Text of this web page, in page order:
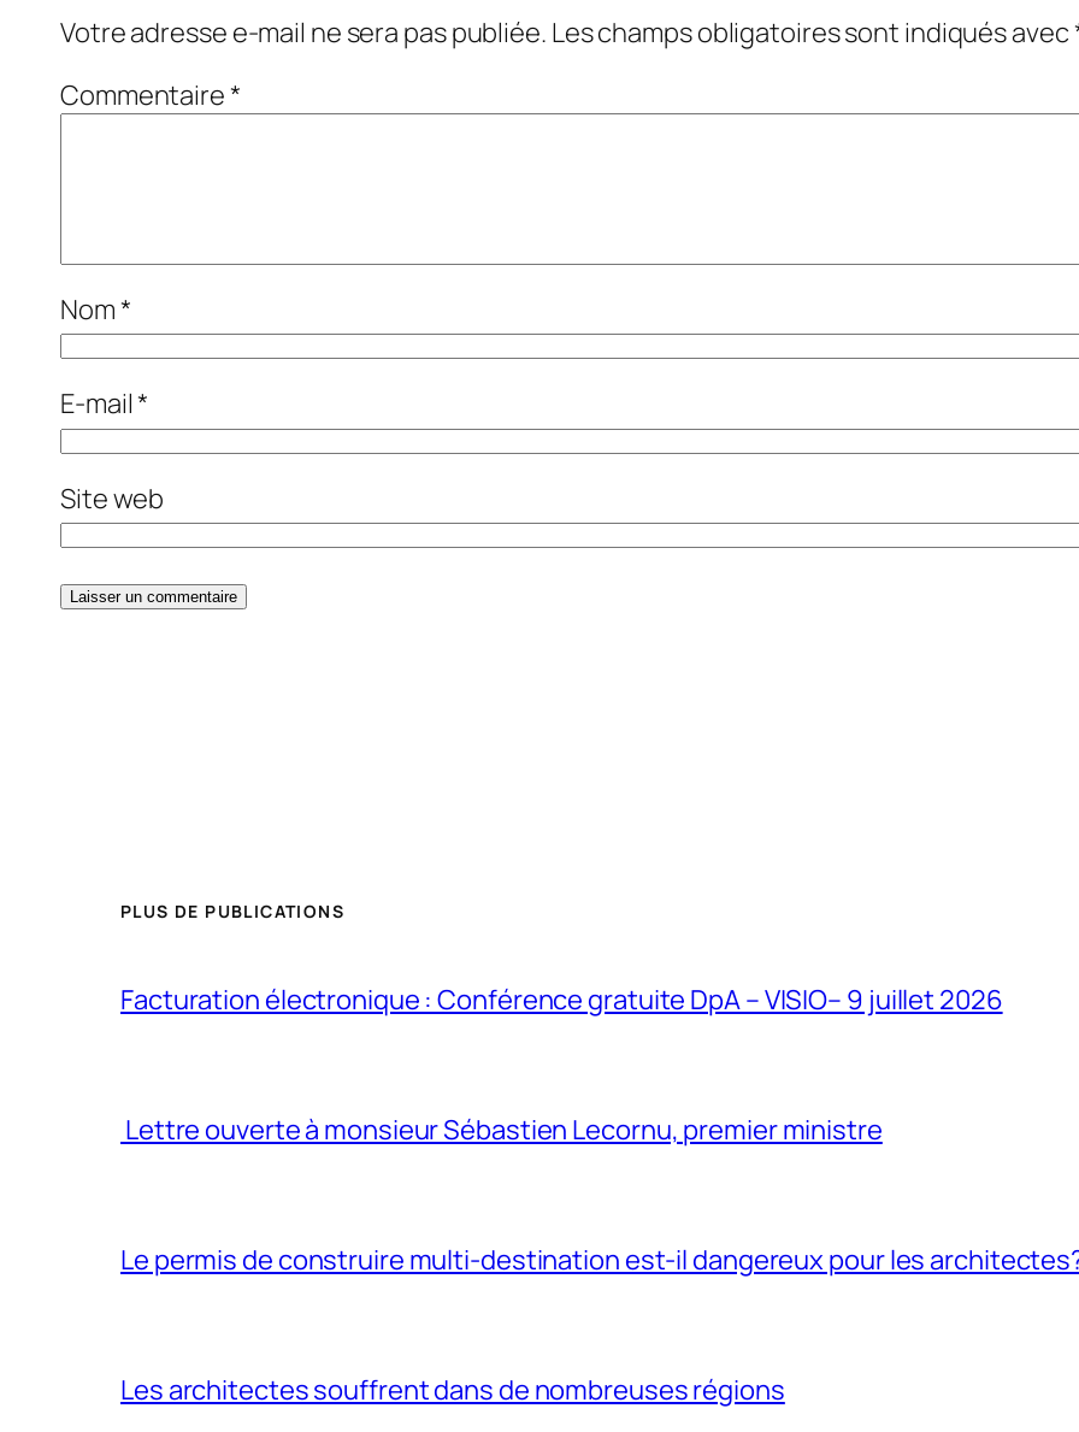
Votre adresse e-mail ne sera pas publiée. Les champs obligatoires sont indiqués avec
Commentaire*
Nom*
E-mail*
Site web
PLUS DE PUBLICATIONS
Facturation électronique : Conférence gratuite DpA – VISIO– 9 juillet 2026
Lettre ouverte à monsieur Sébastien Lecornu, premier ministre
Le permis de construire multi-destination est-il dangereux pour les
Les architectes souffrent dans de nombreuses régions